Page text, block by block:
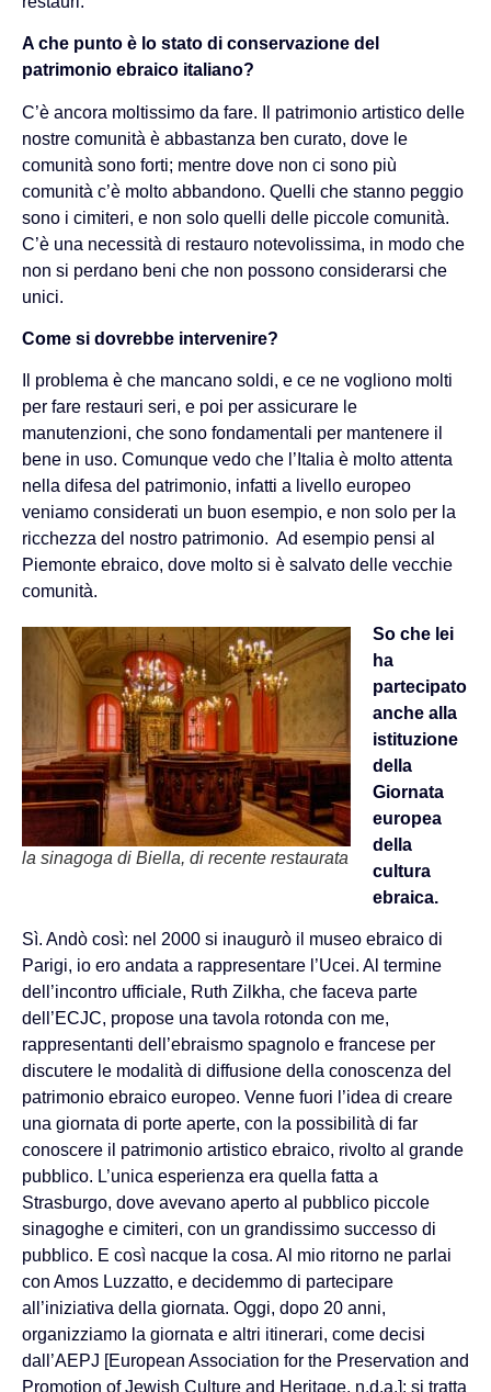
A che punto è lo stato di conservazione del
patrimonio ebraico italiano?
C’è ancora moltissimo da fare. Il patrimonio artistico delle
nostre comunità è abbastanza ben curato, dove le
comunità sono forti; mentre dove non ci sono più
comunità c’è molto abbandono. Quelli che stanno peggio
sono i cimiteri, e non solo quelli delle piccole comunità.
C’è una necessità di restauro notevolissima, in modo che
non si perdano beni che non possono considerarsi che
unici.
Come si dovrebbe intervenire?
Il problema è che mancano soldi, e ce ne vogliono molti
per fare restauri seri, e poi per assicurare le
manutenzioni, che sono fondamentali per mantenere il
bene in uso. Comunque vedo che l’Italia è molto attenta
nella difesa del patrimonio, infatti a livello europeo
veniamo considerati un buon esempio, e non solo per la
ricchezza del nostro patrimonio. Ad esempio pensi al
Piemonte ebraico, dove molto si è salvato delle vecchie
comunità.
la sinagoga di Biella, di recente restaurata
So che lei
ha
partecipato
anche alla
istituzione
della
Giornata
europea
della
cultura
ebraica.
Sì. Andò così: nel 2000 si inaugurò il museo ebraico di
Parigi, io ero andata a rappresentare l’Ucei. Al termine
dell’incontro ufficiale, Ruth Zilkha, che faceva parte
dell’ECJC, propose una tavola rotonda con me,
rappresentanti dell’ebraismo spagnolo e francese per
discutere le modalità di diffusione della conoscenza del
patrimonio ebraico europeo. Venne fuori l’idea di creare
una giornata di porte aperte, con la possibilità di far
conoscere il patrimonio artistico ebraico, rivolto al grande
pubblico. L’unica esperienza era quella fatta a
Strasburgo, dove avevano aperto al pubblico piccole
sinagoghe e cimiteri, con un grandissimo successo di
pubblico. E così nacque la cosa. Al mio ritorno ne parlai
con Amos Luzzatto, e decidemmo di partecipare
all’iniziativa della giornata. Oggi, dopo 20 anni,
organizziamo la giornata e altri itinerari, come decisi
dall’AEPJ [European Association for the Preservation and
Promotion of Jewish Culture and Heritage, n.d.a.]; si tratta